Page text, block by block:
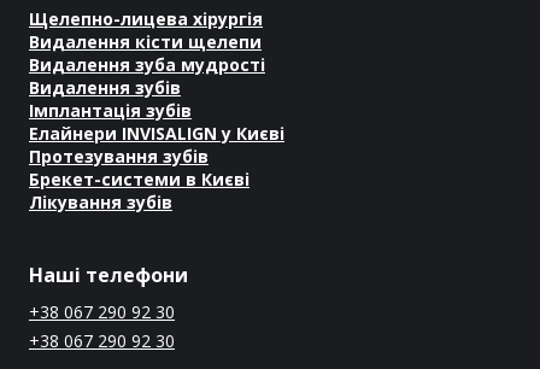
Щелепно-лицева хірургія
Видалення кісти щелепи
Видалення зуба мудрості
Видалення зубів
Імплантація зубів
Елайнери INVISALIGN у Києві
Протезування зубів
Брекет-системи в Києві
Лікування зубів
Наші телефони
+38 067 290 92 30
+38 067 290 92 30